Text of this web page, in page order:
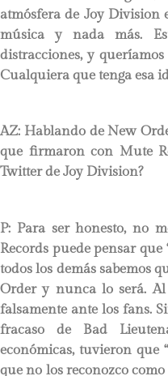
atmósfera de Joy
música y nada más.
distracciones, y
Cualquiera que tenga esa
AZ: Hablando de New
que firmaron con Mute
Twitter de Joy Division?
P: Para ser honesto, no
Records puede pensar
todos los demás sabemos
Order y nunca lo será. Al
falsamente ante los fans.
fracaso de Bad
económicas, tuvieron que
que no los reconozco